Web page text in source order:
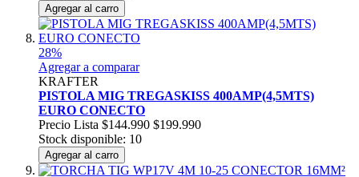
Agregar al carro
28%
Agregar a comparar
KRAFTER
PISTOLA MIG TREGASKISS 400AMP(4,5MTS)
EURO CONECTO
Precio Lista $144.990 $199.990
Stock disponible: 10
Agregar al carro